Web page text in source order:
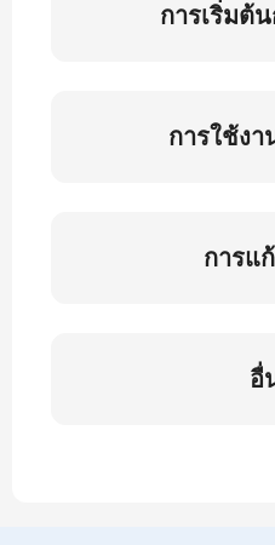
การเริ่มต้
การใช้งา
การแ
อื่